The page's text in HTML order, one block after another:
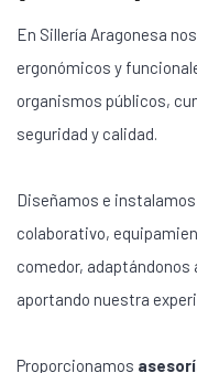
En Sillería Aragonesa
ergonómicos y
organismos públicos,
seguridad y calidad.
Diseñamos e
colaborativo,
comedor, adaptándonos
aportando nuestra
Proporcionamos